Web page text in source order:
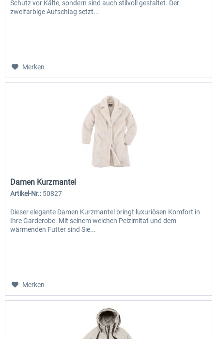
Schutz vor Kälte, sondern sind auch stilvoll gestaltet. Der
zweifarbige Aufschlag setzt...
Merken
Damen Kurzmantel
Artikel-Nr.: 50827
Dieser elegante Damen Kurzmantel bringt luxuriösen Komfort in
Ihre Garderobe. Mit seinem weichen Pelzimitat und dem
wärmenden Futter sind Sie...
Merken